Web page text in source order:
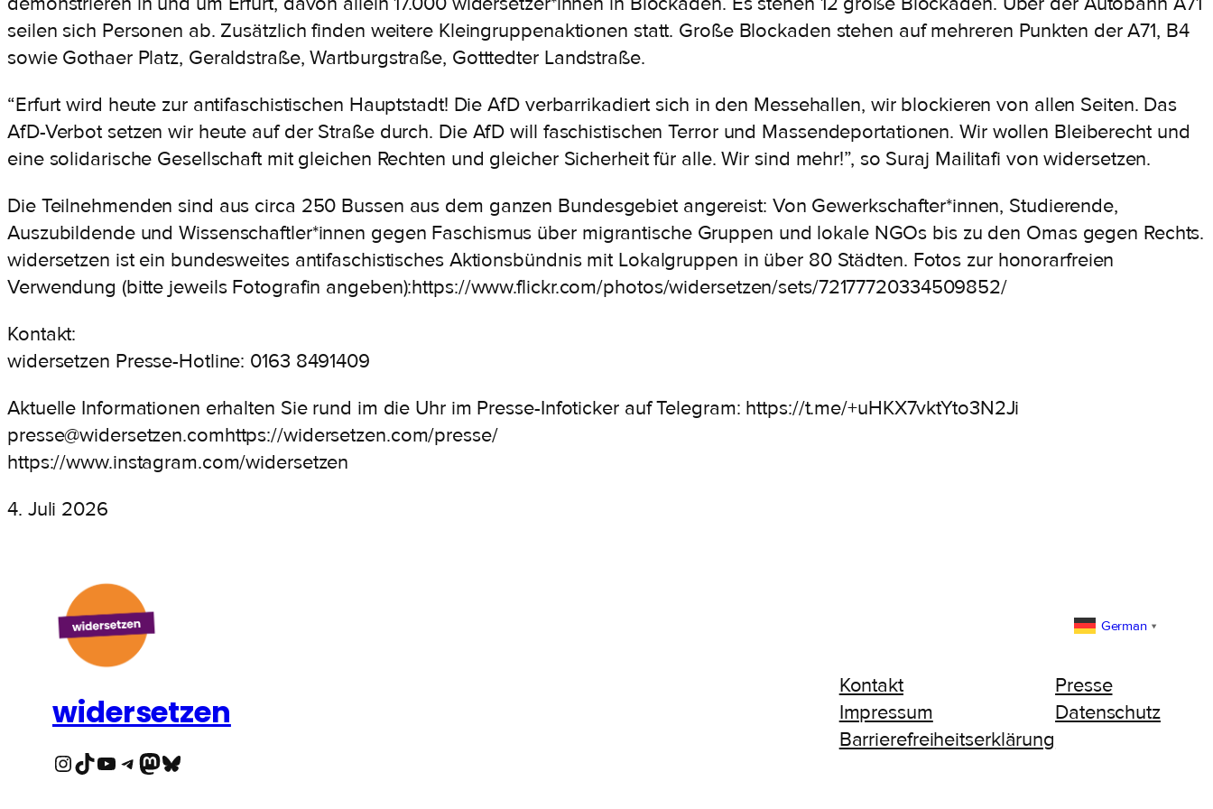
seilen sich Personen ab. Zusätzlich finden weitere Kleingruppenaktionen statt. Große Blockaden stehen auf mehreren Punkten der A71, B4
sowie Gothaer Platz, Geraldstraße, Wartburgstraße, Gotttedter Landstraße.
“Erfurt wird heute zur antifaschistischen Hauptstadt! Die AfD verbarrikadiert sich in den Messehallen, wir blockieren von allen Seiten. Das
AfD-Verbot setzen wir heute auf der Straße durch. Die AfD will faschistischen Terror und Massendeportationen. Wir wollen Bleiberecht und
eine solidarische Gesellschaft mit gleichen Rechten und gleicher Sicherheit für alle. Wir sind mehr!”, so Suraj Mailitafi von widersetzen.
Die Teilnehmenden sind aus circa 250 Bussen aus dem ganzen Bundesgebiet angereist: Von Gewerkschafter*innen, Studierende,
Auszubildende und Wissenschaftler*innen gegen Faschismus über migrantische Gruppen und lokale NGOs bis zu den Omas gegen Rechts.
widersetzen ist ein bundesweites antifaschistisches Aktionsbündnis mit Lokalgruppen in über 80 Städten. Fotos zur honorarfreien
Verwendung (bitte jeweils Fotografin angeben):https://www.flickr.com/photos/widersetzen/sets/72177720334509852/
Kontakt:
widersetzen Presse-Hotline: 0163 8491409
Aktuelle Informationen erhalten Sie rund im die Uhr im Presse-Infoticker auf Telegram: https://t.me/+uHKX7vktYto3N2Ji
presse@widersetzen.comhttps://widersetzen.com/presse/
https://www.instagram.com/widersetzen
4. Juli 2026
German ▼
widersetzen
Instagram TikTok YouTube Telegram Mastodon Bluesky
Kontakt
Impressum
Barrierefreiheitserklärung
Presse
Datenschutz